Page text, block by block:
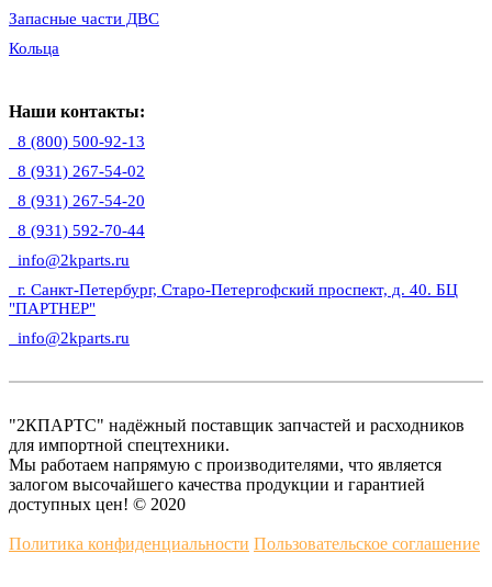
Запасные части ДВС
Кольца
Наши контакты:
8 (800) 500-92-13
8 (931) 267-54-02
8 (931) 267-54-20
8 (931) 592-70-44
info@2kparts.ru
г. Санкт-Петербург, Старо-Петергофский проспект, д. 40. БЦ
"ПАРТНЕР"
info@2kparts.ru
"2КПАРТС" надёжный поставщик запчастей и расходников
для импортной спецтехники.
Мы работаем напрямую с производителями, что является
залогом высочайшего качества продукции и гарантией
доступных цен! © 2020
Политика конфиденциальности Пользовательское соглашение